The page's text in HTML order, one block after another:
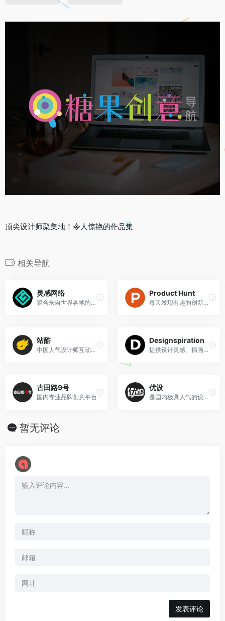
顶尖设计师聚集地！令人惊艳的作品集
相关导航
灵感网络
聚合来自世界各地的创意人才，每天汲取灵感
Product Hunt
每天发现有趣的创新产品，离硅谷最近的眼睛
站酷
中国人气设计师互动平台
Designspiration
提供设计灵感、插画摄影、时尚以及艺术相关的一切
古田路9号
国内专业品牌创意平台
优设
是国内极具人气的设计师学习平台。2012年成立至今，一直专注于设计师的学习成长交流。
暂无评论